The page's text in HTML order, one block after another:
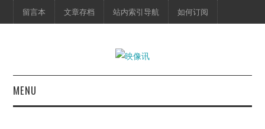
留言本 文章存档 站内索引导航 如何订阅
MENU